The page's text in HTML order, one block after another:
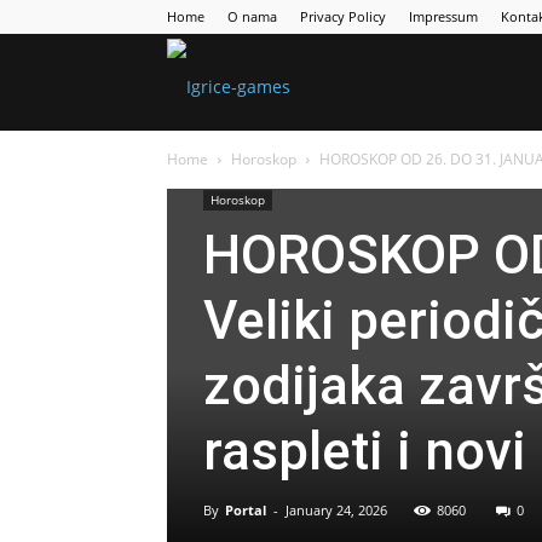
Home O nama Privacy Policy Impressum
Home Horoskop HOROSKOP OD 26. DO 31.
Horoskop
HOROSKOP
Veliki
zodijaka
raspleti i novi
By Portal - January 24, 2026 8060 0